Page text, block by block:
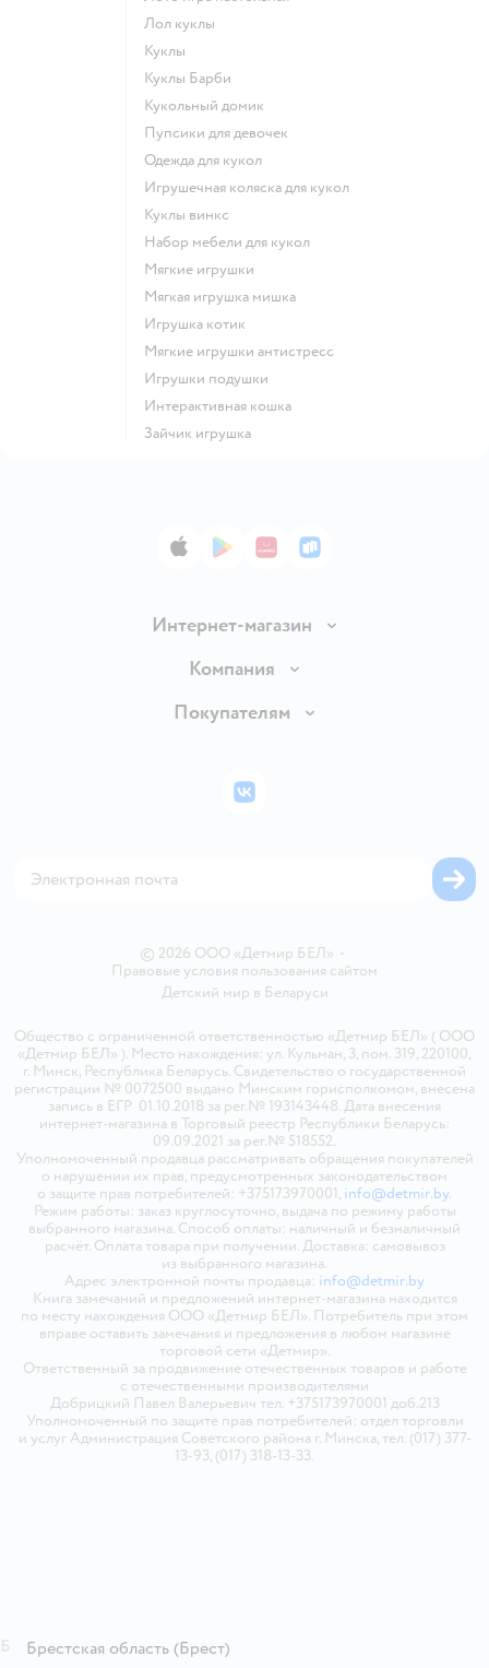
Лол куклы
Куклы
Куклы Барби
Кукольный домик
Пупсики для девочек
Одежда для кукол
Игрушечная коляска для кукол
Куклы винкс
Набор мебели для кукол
Мягкие игрушки
Мягкая игрушка мишка
Игрушка котик
Мягкие игрушки антистресс
Игрушки подушки
Интерактивная кошка
Зайчик игрушка
App StoreGoogle Play
AppGallery
RuStore
Интернет-магазин
Доставка и оплата
Правила продажи
Политика использования файлов cookie
Компания
Вакансии
Покупателям
Бонусные карты
© 2026 ООО «Детмир БЕЛ» •
Правовые условия пользования сайтом
Детский мир в Беларуси
Общество с ограниченной ответственностью «Детмир БЕЛ» ( ООО
«Детмир БЕЛ» ). Место нахождения: ул. Кульман, 3, пом. 319, 220100,
г. Минск, Республика Беларусь. Свидетельство о государственной
регистрации № 0072500 выдано Минским горисполкомом, внесена
запись в ЕГР 01.10.2018 за рег.№ 193143448. Дата внесения
интернет-магазина в Торговый реестр Республики Беларусь:
09.09.2021 за рег.№ 518552.
Уполномоченный продавца рассматривать обращения покупателей
о нарушении их прав, предусмотренных законодательством
о защите прав потребителей: +375173970001, info@detmir.by.
Режим работы: заказ круглосуточно, выдача по режиму работы
выбранного магазина. Способ оплаты: наличный и безналичный
расчёт. Оплата товара при получении. Доставка: самовывоз
из выбранного магазина.
Адрес электронной почты продавца: info@detmir.by
Книга замечаний и предложений интернет-магазина находится
по месту нахождения ООО «Детмир БЕЛ». Потребитель при этом
вправе оставить замечания и предложения в любом магазине
торговой сети «Детмир».
Ответственный за продвижение отечественных товаров и работе
с отечественными производителями
Добрицкий Павел Валерьевич тел. +375173970001 доб.213
Уполномоченный по защите прав потребителей: отдел торговли
и услуг Администрация Советского района г. Минска, тел. (017) 377-
13-93, (017) 318-13-33.
ВКонтакте
Брестская область (Брест)